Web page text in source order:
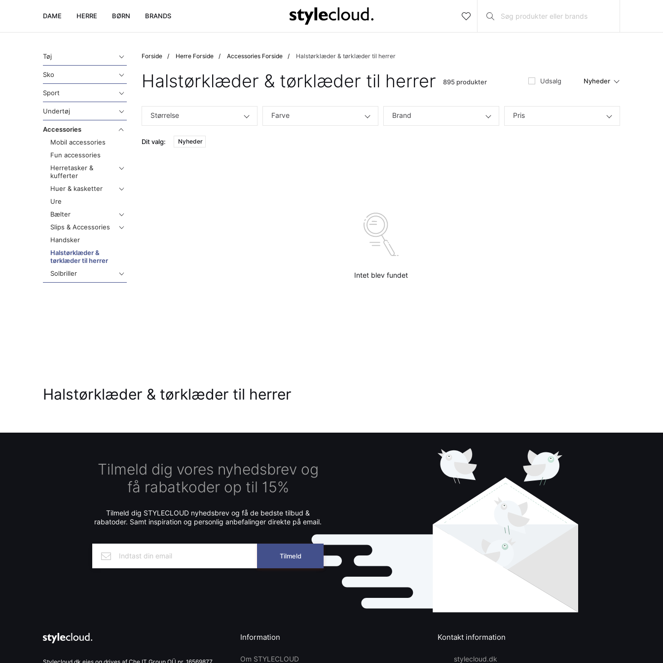
DAME HERRE BØRN BRANDS
Tøj
Sko
Sport
Undertøj
Accessories
Mobil accessories
Fun accessories
Herretasker &
kufferter
Huer & kasketter
Ure
Bælter
Slips & Accessories
Handsker
Halstørklæder &
tørklæder til herrer
Solbriller
Forside Herre Forside Accessories Forside Halstørklæder & tørklæder til herrer
Halstørklæder & tørklæder til herrer 895 produkter Udsalg Nyheder
Størrelse Farve Brand Pris
Dit valg: Nyheder
Intet blev fundet
Halstørklæder & tørklæder til herrer
Tilmeld dig vores nyhedsbrev og
få rabatkoder op til 15%
Tilmeld dig STYLECLOUD nyhedsbrev og få de bedste tilbud &
rabatoder. Samt inspiration og personlig anbefalinger direkte på email.
Tilmeld
Information
Om STYLECLOUD
Kontakt information
stylecloud.dk